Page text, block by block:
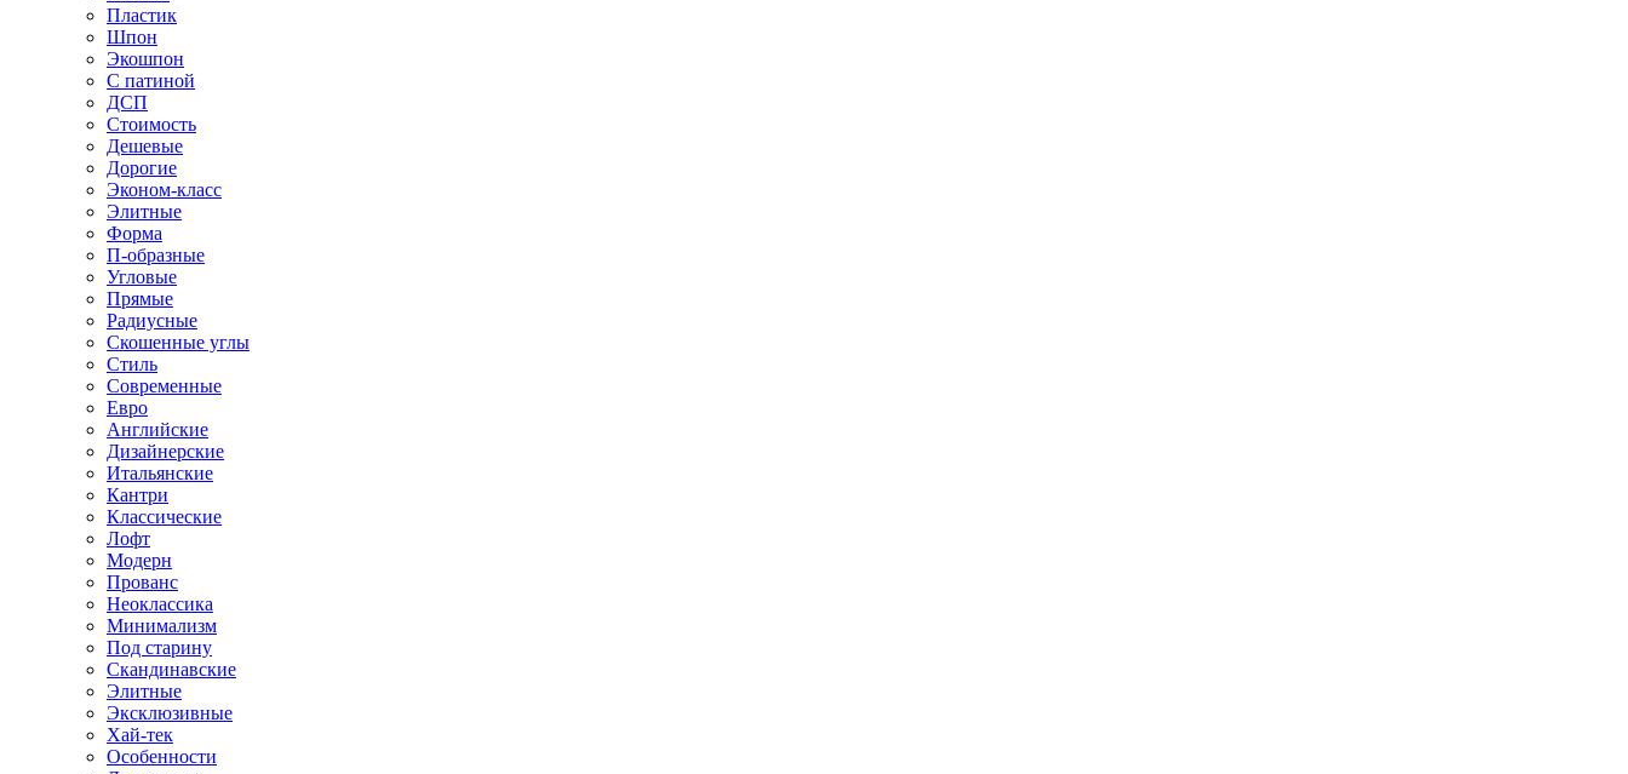
Пластик
Шпон
Экошпон
С патиной
ДСП
Стоимость
Дешевые
Дорогие
Эконом-класс
Элитные
Форма
П-образные
Угловые
Прямые
Радиусные
Скошенные углы
Стиль
Современные
Евро
Английские
Дизайнерские
Итальянские
Кантри
Классические
Лофт
Модерн
Прованс
Неоклассика
Минимализм
Под старину
Скандинавские
Элитные
Эксклюзивные
Хай-тек
Особенности